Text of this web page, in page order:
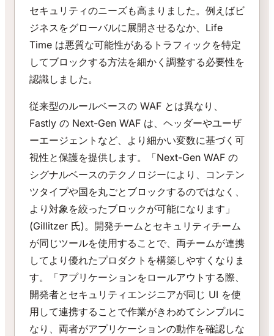
セキュリティのニーズも高まりました。例えばビ
ジネスをグローバルに展開させるなか、Life
Time は悪質な可能性があるトラフィックを特定
してブロックする方法を細かく調整する必要性を
認識しました。
従来型のルールベースの WAF とは異なり、
Fastly の Next-Gen WAF は、ヘッダーやユーザ
ーエージェントなど、より細かい変数に基づく可
視性と保護を提供します。「Next-Gen WAF の
シグナルベースのテクノロジーにより、コンテン
ツタイプや国を丸ごとブロックするのではなく、
より対象を絞ったブロックが可能になります」
(Gillitzer 氏)。開発チームとセキュリティチーム
が同じツールを使用することで、両チームが連携
してより優れたプロダクトを構築しやすくなりま
す。「アプリケーションをロールアウトする際、
開発者とセキュリティエンジニアが同じ UI を使
用して連携することで作業がきわめてシンプルに
なり、両者がアプリケーションの動作を確認しな